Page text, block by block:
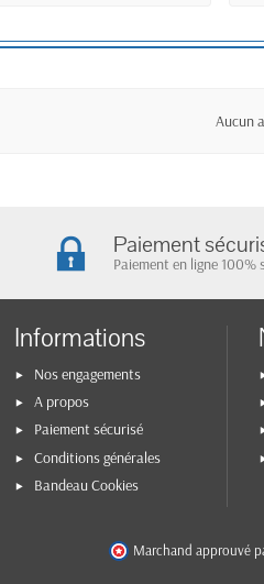
Aucun
Paiement
Paiement en ligne 100%
Informations
Nos engagements
A propos
Paiement sécurisé
Conditions générales
Bandeau Cookies
Marchand approuvé